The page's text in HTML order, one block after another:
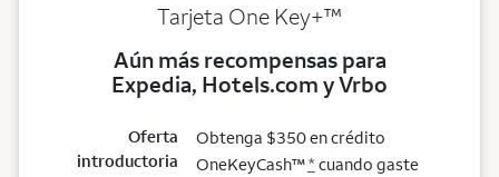
Tarjeta One Key+trademark
™
Aún más recompensas para
Expedia, Hotels.com y Vrbo
Oferta
introductoria
Obtenga $350 en crédito
OneKeyCash™* cuando gaste